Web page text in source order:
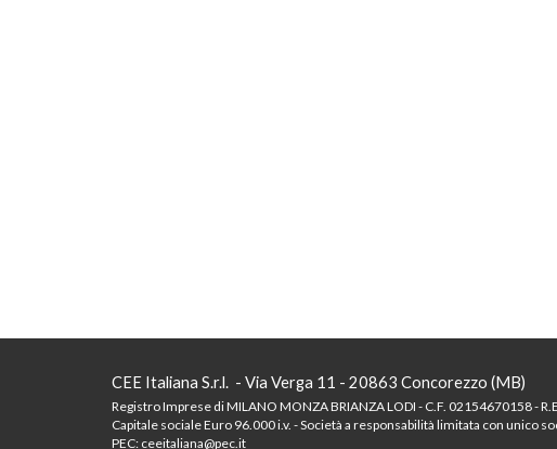
CEE Italiana S.r.l. - Via Verga 11 - 20863 Concorezzo (MB)
Registro Imprese di MILANO MONZA BRIANZA LODI - C.F. 02154670158 -
Capitale sociale Euro 96.000 i.v. - Società a responsabilità limitata con unico
PEC: ceeitaliana@pec.it